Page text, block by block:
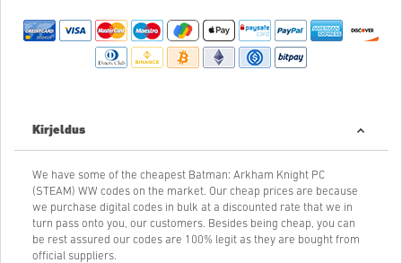
Kirjeldus
We have some of the cheapest Batman: Arkham Knight PC
(STEAM) WW codes on the market. Our cheap prices are because
we purchase digital codes in bulk at a discounted rate that we in
turn pass onto you, our customers. Besides being cheap, you can
be rest assured our codes are 100% legit as they are bought from
official suppliers.